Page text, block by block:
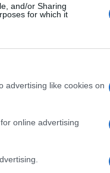
and/or Sharing
for which it
advertising like cookies on
online advertising
No Sweat
è un